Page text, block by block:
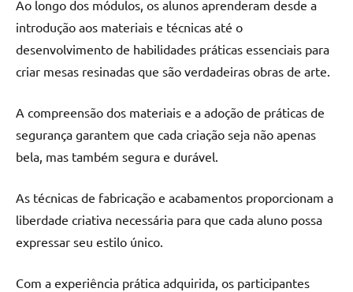
Ao longo dos módulos, os alunos aprenderam desde a
introdução aos materiais e técnicas até o
desenvolvimento de habilidades práticas essenciais para
criar mesas resinadas que são verdadeiras obras de arte.
A compreensão dos materiais e a adoção de práticas de
segurança garantem que cada criação seja não apenas
bela, mas também segura e durável.
As técnicas de fabricação e acabamentos proporcionam a
liberdade criativa necessária para que cada aluno possa
expressar seu estilo único.
Com a experiência prática adquirida, os participantes